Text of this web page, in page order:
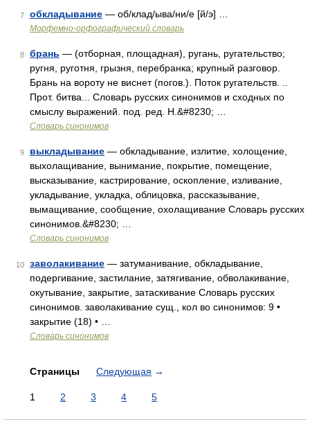
7 обкладывание — об/клад/ыва/ни/е [й/э] …
Морфемно-орфографический словарь
8 брань — (отборная, площадная), ругань, ругательство;
ругня, руготня, грызня, перебранка; крупный разговор.
Брань на вороту не виснет (погов.). Поток ругательств. ..
Прот. битва... Словарь русских синонимов и сходных по
смыслу выражений. под. ред. Н.&#8230; …
Словарь синонимов
9 выкладывание — обкладывание, излитие, холощение,
выхолащивание, вынимание, покрытие, помещение,
высказывание, кастрирование, оскопление, изливание,
укладывание, укладка, облицовка, рассказывание,
вымащивание, сообщение, охолащивание Словарь русских
синонимов.&#8230; …
Словарь синонимов
10 заволакивание — затуманивание, обкладывание,
подергивание, застилание, затягивание, обволакивание,
окутывание, закрытие, затаскивание Словарь русских
синонимов. заволакивание сущ., кол во синонимов: 9 •
закрытие (18) • …
Словарь синонимов
Страницы Следующая →
1 2 3 4 5